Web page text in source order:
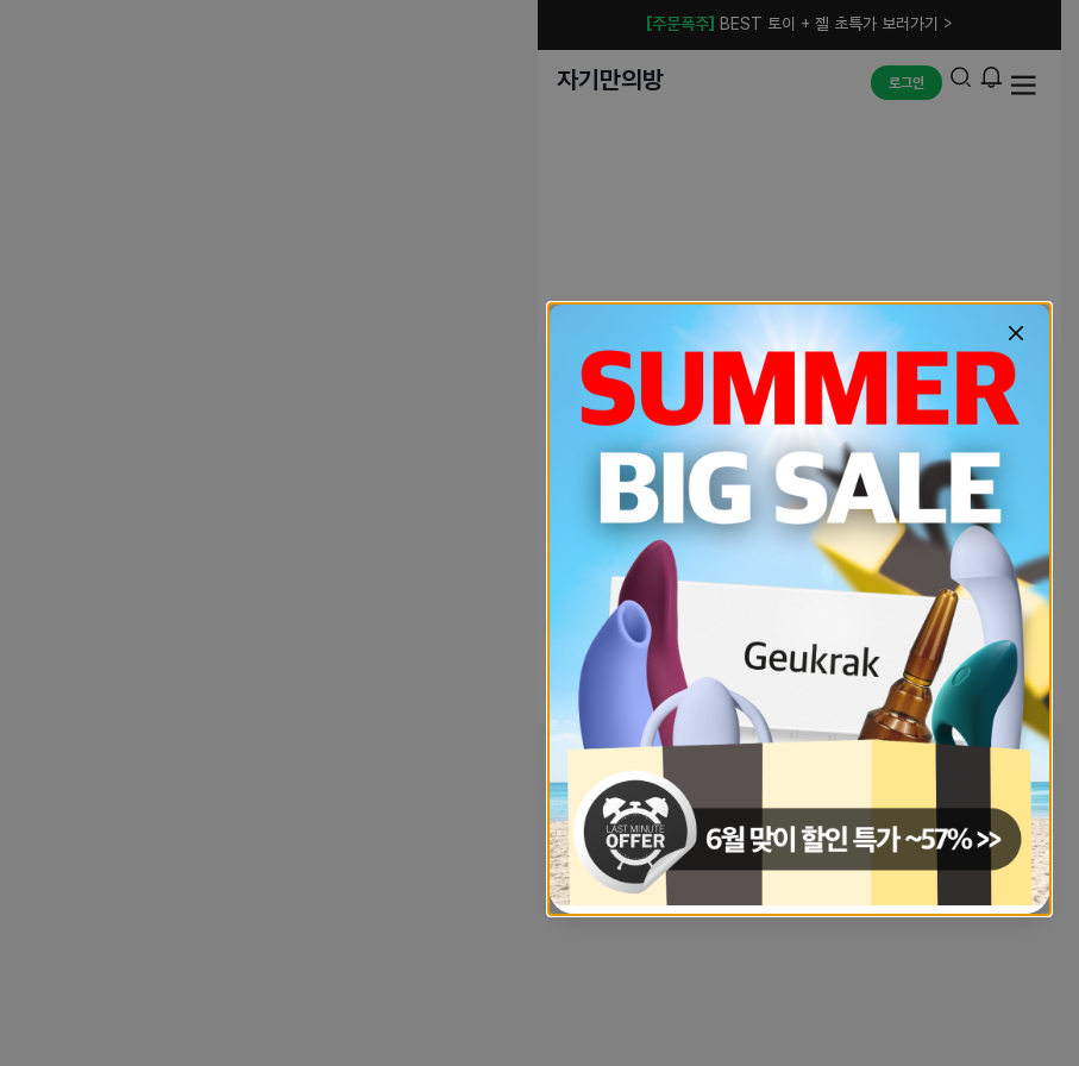
[주문폭주] BEST 토이 + 젤 초특가 보러가기 >
자기만의방 로그인
예상치 못한 에러입니다.